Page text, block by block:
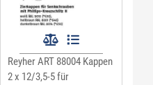
Reyher ART 88004 Kappen
2 x 12/3,5-5 für